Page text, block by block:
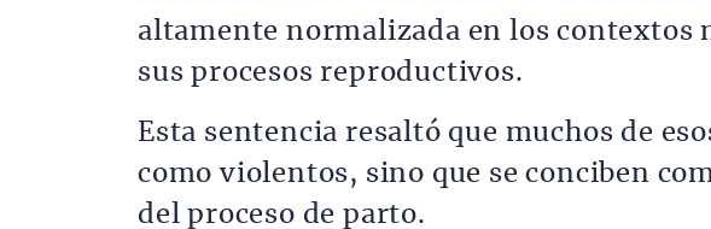
altamente normalizada en los contextos
sus procesos reproductivos.
Esta sentencia resaltó que muchos de
como violentos, sino que se conciben
del proceso de parto.